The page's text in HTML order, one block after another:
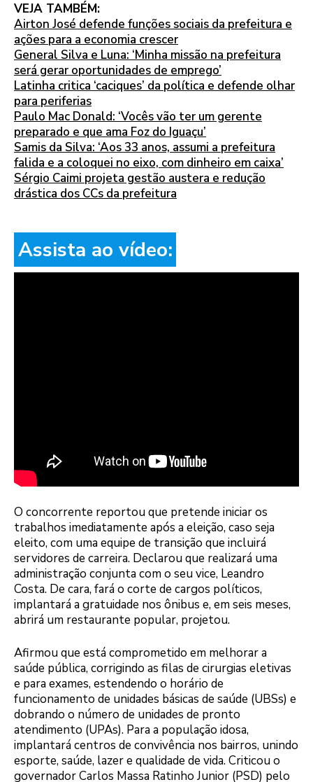
VEJA TAMBÉM:
Airton José defende funções sociais da prefeitura e
ações para a economia crescer
General Silva e Luna: ‘Minha missão na prefeitura
será gerar oportunidades de emprego’
Latinha critica ‘caciques’ da política e defende olhar
para periferias
Paulo Mac Donald: ‘Vocês vão ter um gerente
preparado e que ama Foz do Iguaçu’
Samis da Silva: ‘Aos 33 anos, assumi a prefeitura
falida e a coloquei no eixo, com dinheiro em caixa’
Sérgio Caimi projeta gestão austera e redução
drástica dos CCs da prefeitura
Assista ao vídeo:
O concorrente reportou que pretende iniciar os
trabalhos imediatamente após a eleição, caso seja
eleito, com uma equipe de transição que incluirá
servidores de carreira. Declarou que realizará uma
administração conjunta com o seu vice, Leandro
Costa. De cara, fará o corte de cargos políticos,
implantará a gratuidade nos ônibus e, em seis meses,
abrirá um restaurante popular, projetou.
Afirmou que está comprometido em melhorar a
saúde pública, corrigindo as filas de cirurgias eletivas
e para exames, estendendo o horário de
funcionamento de unidades básicas de saúde (UBSs) e
dobrando o número de unidades de pronto
atendimento (UPAs). Para a população idosa,
implantará centros de convivência nos bairros, unindo
esporte, saúde, lazer e qualidade de vida. Criticou o
governador Carlos Massa Ratinho Junior (PSD) pelo